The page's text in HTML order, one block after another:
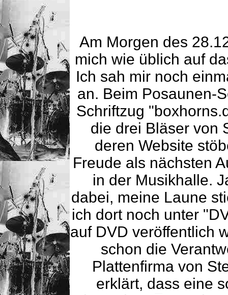
Am Morgen des
mich wie üblich auf
Ich sah mir noch
an. Beim Posaunen-
Schriftzug
die drei Bläser von
deren Website
Freude als nächsten
in der Musikhalle.
dabei, meine Laune
ich dort noch unter
auf DVD veröffentlich
schon die
Plattenfirma von
erklärt, dass eine